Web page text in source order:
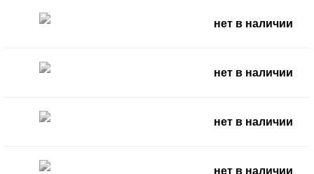
нет в наличии
нет в наличии
нет в наличии
нет в наличии